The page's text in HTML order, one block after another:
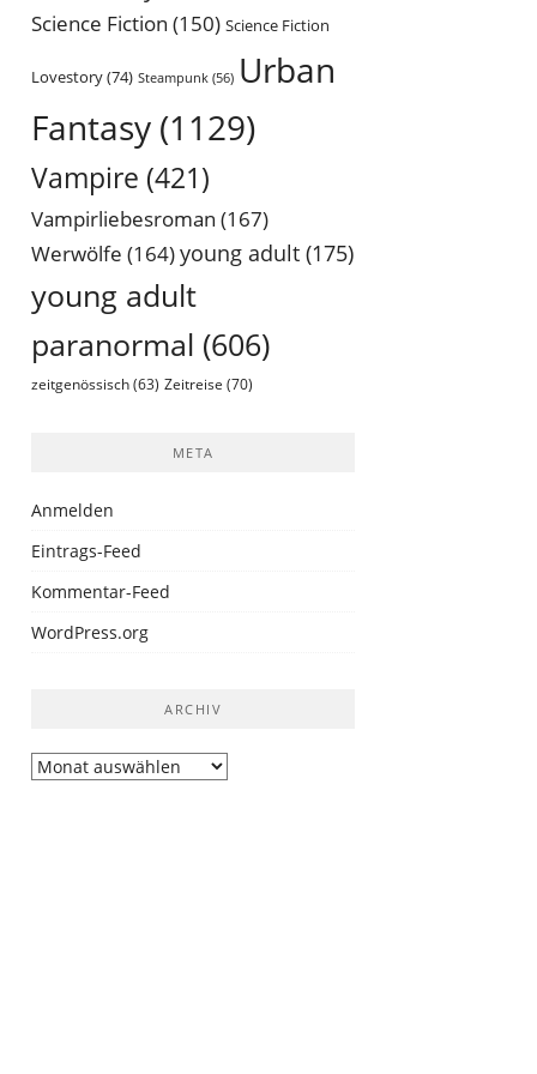
Science Fiction (150) Science Fiction
Lovestory(74) Steampunk (56) Urban
Fantasy (1129)
Vampire (421)
Vampirliebesroman (167)
Werwölfe (164)young adult (175)
young adult
paranormal (606)
zeitgenössisch (63) Zeitreise (70)
META
Anmelden
Eintrags-Feed
Kommentar-Feed
WordPress.org
ARCHIV
Archiv